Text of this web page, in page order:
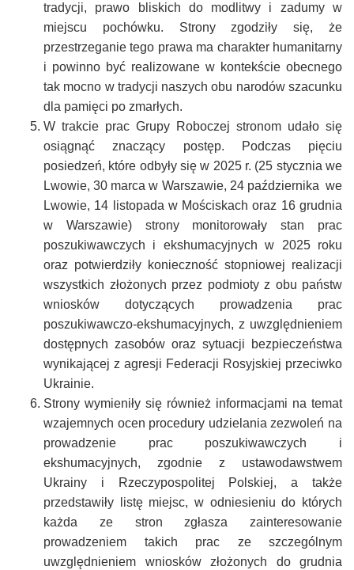
tradycji, prawo bliskich do modlitwy i zadumy w
miejscu pochówku. Strony zgodziły się, że
przestrzeganie tego prawa ma charakter humanitarny
i powinno być realizowane w kontekście obecnego
tak mocno w tradycji naszych obu narodów szacunku
dla pamięci po zmarłych.
W trakcie prac Grupy Roboczej stronom udało się
osiągnąć znaczący postęp. Podczas pięciu
posiedzeń, które odbyły się w 2025 r. (25 stycznia we
Lwowie, 30 marca w Warszawie, 24 października we
Lwowie, 14 listopada w Mościskach oraz 16 grudnia
w Warszawie) strony monitorowały stan prac
poszukiwawczych i ekshumacyjnych w 2025 roku
oraz potwierdziły konieczność stopniowej realizacji
wszystkich złożonych przez podmioty z obu państw
wniosków dotyczących prowadzenia prac
poszukiwawczo-ekshumacyjnych, z uwzględnieniem
dostępnych zasobów oraz sytuacji bezpieczeństwa
wynikającej z agresji Federacji Rosyjskiej przeciwko
Ukrainie.
Strony wymieniły się również informacjami na temat
wzajemnych ocen procedury udzielania zezwoleń na
prowadzenie prac poszukiwawczych i
ekshumacyjnych, zgodnie z ustawodawstwem
Ukrainy i Rzeczypospolitej Polskiej, a także
przedstawiły listę miejsc, w odniesieniu do których
każda ze stron zgłasza zainteresowanie
prowadzeniem takich prac ze szczególnym
uwzględnieniem wniosków złożonych do grudnia